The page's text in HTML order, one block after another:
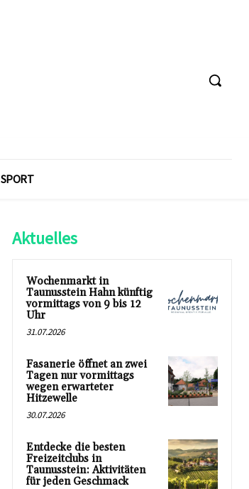
SPORT
Aktuelles
Wochenmarkt in
Taunusstein Hahn künftig
vormittags von 9 bis 12
Uhr
31.07.2026
Fasanerie öffnet an zwei
Tagen nur vormittags
wegen erwarteter
Hitzewelle
30.07.2026
Entdecke die besten
Freizeitclubs in
Taunusstein: Aktivitäten
für jeden Geschmack